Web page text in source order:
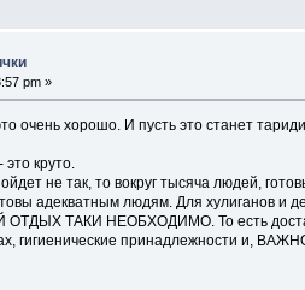
pm »
очень хорошо. И пусть это станет
круто.
не так, то вокруг тысяча людей,
адекватным людям. Для хулиганов и
ТАКИ НЕОБХОДИМО. То есть
гигиенические принадлежности и,